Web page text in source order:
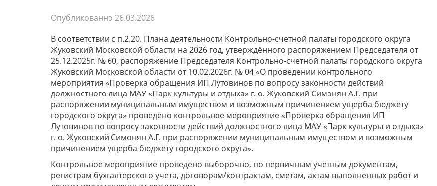
Опубликованно 26.03.2026
В соответствии с п.2.20. Плана деятельности Контрольно-счетной палаты городского округа
Жуковский Московской области на 2026 год, утверждённого распоряжением Председателя от
25.12.2025г. № 60, распоряжение Председателя Контрольно-счетной палаты городского округа
Жуковский Московской области от 10.02.2026г. № 04 «О проведении контрольного
мероприятия «Проверка обращения ИП Лутовинов по вопросу законности действий
должностного лица МАУ «Парк культуры и отдыха» г. о. Жуковский Симонян А.Г. при
распоряжении муниципальным имуществом и возможным причинением ущерба бюджету
городского округа» проведено контрольное мероприятие «Проверка обращения ИП
Лутовинов по вопросу законности действий должностного лица МАУ «Парк культуры и отдыха»
г. о. Жуковский Симонян А.Г. при распоряжении муниципальным имуществом и возможным
причинением ущерба бюджету городского округа».
Контрольное мероприятие проведено выборочно, по первичным учетным документам,
регистрам бухгалтерского учета, договорам/контрактам, сметам, актам выполненных работ и